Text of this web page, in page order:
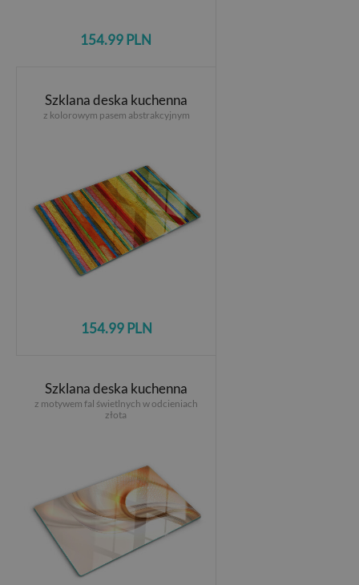
154.99 PLN
Szklana deska kuchenna
z kolorowym pasem abstrakcyjnym
154.99 PLN
Szklana deska kuchenna
z motywem fal świetlnych w odcieniach
złota